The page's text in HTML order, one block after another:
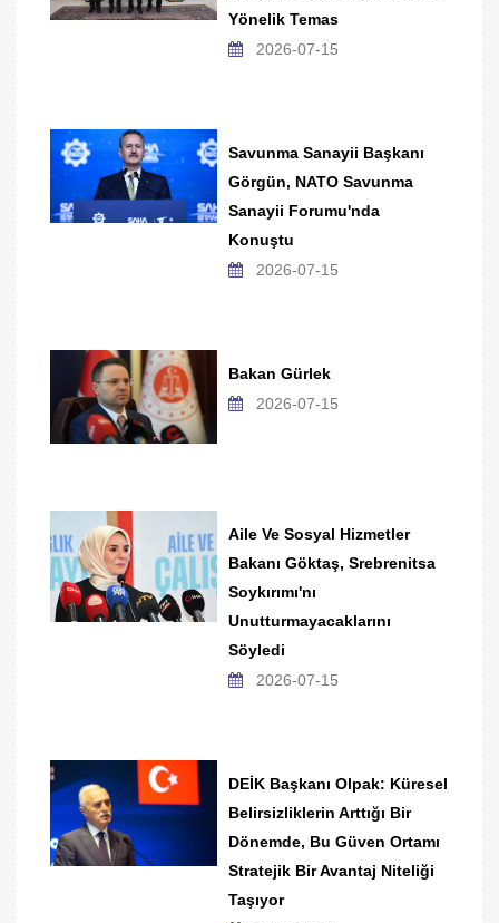
Yönelik Temas
2026-07-15
Savunma Sanayii Başkanı
Görgün, NATO Savunma
Sanayii Forumu'nda
Konuştu
2026-07-15
Bakan Gürlek
2026-07-15
Aile Ve Sosyal Hizmetler
Bakanı Göktaş, Srebrenitsa
Soykırımı'nı
Unutturmayacaklarını
Söyledi
2026-07-15
DEİK Başkanı Olpak: Küresel
Belirsizliklerin Arttığı Bir
Dönemde, Bu Güven Ortamı
Stratejik Bir Avantaj Niteliği
Taşıyor